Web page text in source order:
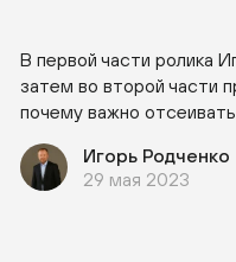
В первой части ролика
затем во второй части
почему важно
Игорь Родченко
29 мая 2023